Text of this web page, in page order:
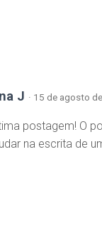
J · 15 de agosto
postagem! O
na escrita de